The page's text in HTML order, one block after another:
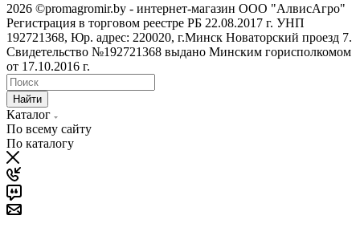
2026 ©promagromir.by - интернет-магазин ООО "АлвисАгро"
Регистрация в торговом реестре РБ 22.08.2017 г. УНП
192721368, Юр. адрес: 220020, г.Минск Новаторский проезд 7.
Свидетельство №192721368 выдано Минским горисполкомом
от 17.10.2016 г.
Найти
Каталог
По всему сайту
По каталогу